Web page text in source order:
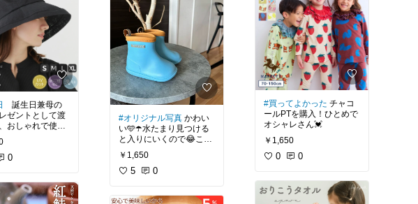
誕生日兼母の
ゼントとして渡
おしゃれで使い
とても喜んでも
軽くて風に飛ば
いから、畑仕事
0
#オリジナル写真 かわい
い🩵☂️水たまり見つける
と入りにいくので😂これ
から梅雨も来るし一つあ
ると便利だね！
￥1,650
5 0
#買ってよかった チャコ
ールPTを購入！ひとめで
オシャレさん💓
￥1,650
0 0